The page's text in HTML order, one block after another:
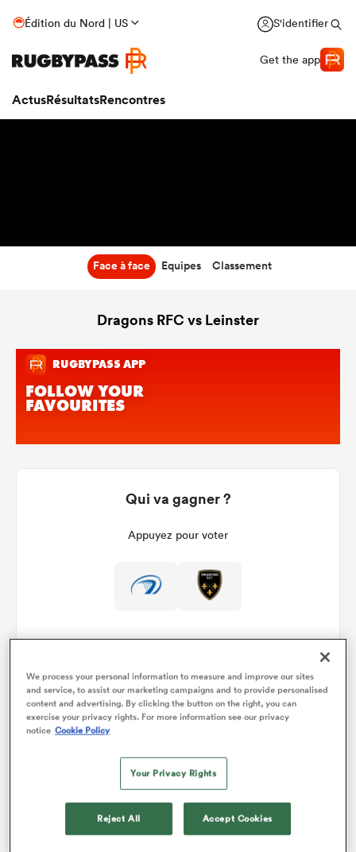
Édition du Nord | US S'identifier
Get the app
ActusRésultatsRencontres
Face à face Equipes Classement
Dragons RFC vs Leinster
Qui va gagner ?
Appuyez pour voter
Détails du match
Manche 10
We process your personal information to measure and improve our sites
and service, to assist our marketing campaigns and to provide personalised
content and advertising. By clicking the button on the right, you can
exercise your privacy rights. For more information see our privacy
notice Cookie Policy
Your Privacy Rights
Reject All Accept Cookies